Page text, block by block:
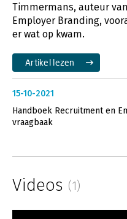
Timmermans, auteur
Employer Branding,
er wat op kwam.
Artikel lezen
15-10-2021
Handboek Recruitment en
vraagbaak
Videos (1)